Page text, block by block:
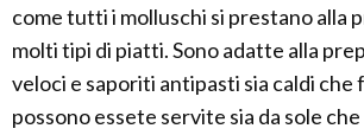
come tutti i molluschi si prestano alla
molti tipi di piatti. Sono adatte alla
veloci e saporiti antipasti sia caldi che
possono essete servite sia da sole